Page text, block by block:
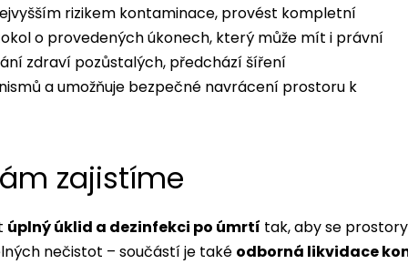
rizikem kontaminace, provést kompletní
o provedených úkonech, který může mít i právní
zdraví pozůstalých, předchází šíření
a umožňuje bezpečné navrácení prostoru k
zajistíme
úplný úklid a dezinfekci po úmrtí tak, aby se
nečistot – součástí je také odborná likvidace